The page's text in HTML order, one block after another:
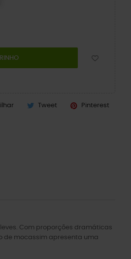
Tweet Pinterest
Com proporções dramáticas
de mocassim apresenta uma